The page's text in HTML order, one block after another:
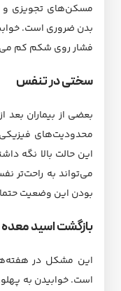
مسکن‌های تجویزی و
بدن ضروری است.
فشار روی شکم کم
سختی در تنفس
بعضی از بیماران بعد
محدودیت‌های
این حالت بالا نگه
می‌تواند به راحت‌تر
بودن این وضعیت
بازگشت اسید معده
این مشکل در
است. خوابیدن به